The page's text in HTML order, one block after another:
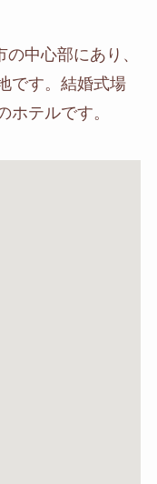
中心部にあり、
です。結婚式場
ホテルです。